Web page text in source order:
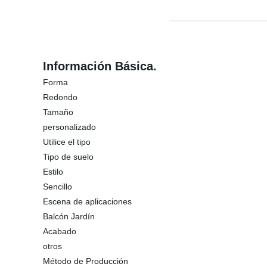
Información Básica.
Forma
Redondo
Tamaño
personalizado
Utilice el tipo
Tipo de suelo
Estilo
Sencillo
Escena de aplicaciones
Balcón Jardín
Acabado
otros
Método de Producción